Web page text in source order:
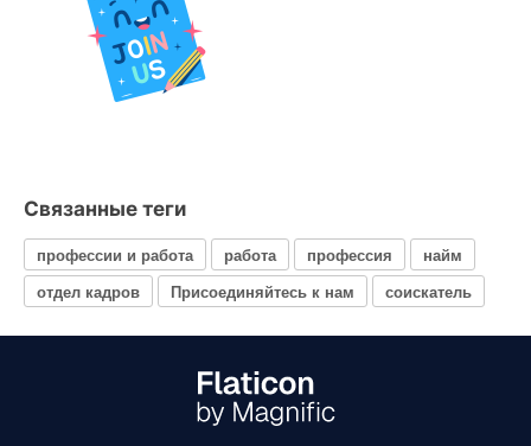
Связанные теги
профессии и работа работа профессия
найм
отдел кадров
Присоединяйтесь к нам соискатель